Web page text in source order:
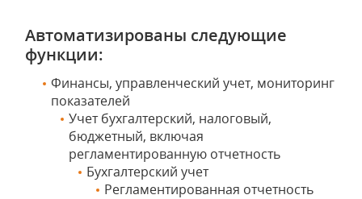
Автоматизированы следующие
функции:
Финансы, управленческий учет, мониторинг
показателей
Учет бухгалтерский, налоговый,
бюджетный, включая
регламентированную отчетность
Бухгалтерский учет
Регламентированная отчетность